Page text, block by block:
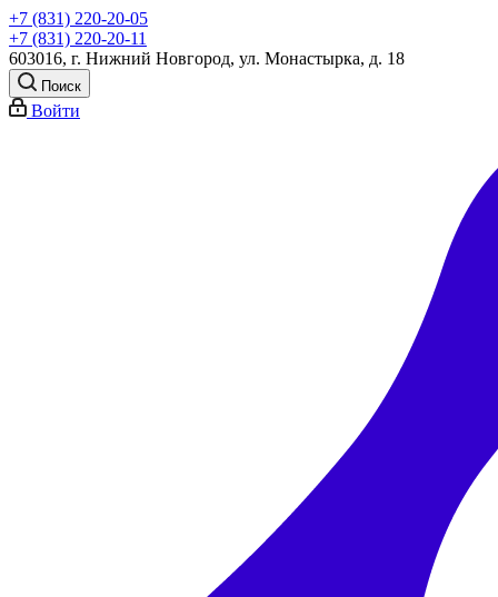
+7 (831) 220-20-05
+7 (831) 220-20-11
603016, г. Нижний Новгород, ул. Монастырка, д. 18
Поиск
Войти